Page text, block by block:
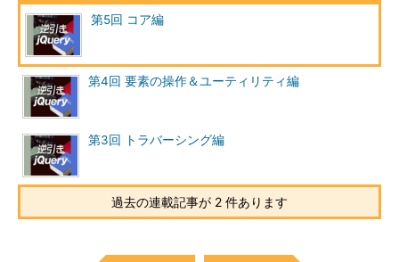
第5回 コア編
第4回 要素の操作＆ユーティリティ編
第3回 トラバーシング編
過去の連載記事が 2 件あります